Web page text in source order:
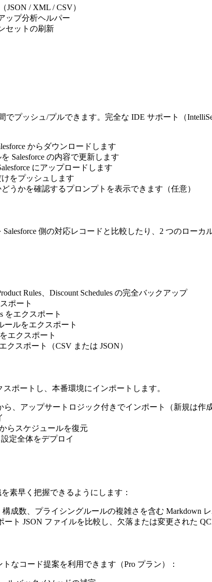
/ XML / CSV）
ップ分析ヘルパー
セットの刷新
間でプッシュ/プルできます。完全な IDE サポート（
からダウンロードします
Salesforce の内容で更新します
にアップロードします
をプッシュします
うかを確認するプロンプトを表示できます（任意）
側の対応レコードと比較したり、2 つのローカ
Rules、Discount Schedules の完全バックアップ
ポート
をエクスポート
ールをエクスポート
エクスポート
スポート（CSV または JSON）
ポートし、本番環境にインポートします。
、アップサートロジック付きでインポート（新規は作成
らスケジュールを復元
定全体をデプロイ
素早く把握できるようにします：
成数、プライシングルールの複雑さを含む Markdown
ト JSON ファイルを比較し、欠落または変更された
なコード提案を利用できます（Pro プラン）：